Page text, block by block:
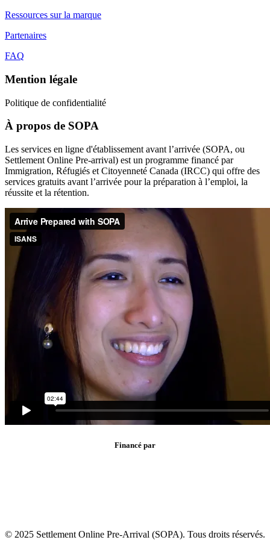
Ressources sur la marque
Partenaires
FAQ
Mention légale
Politique de confidentialité
À propos de SOPA
Les services en ligne d'établissement avant l’arrivée (SOPA, ou
Settlement Online Pre-arrival) est un programme financé par
Immigration, Réfugiés et Citoyenneté Canada (IRCC) qui offre des
services gratuits avant l’arrivée pour la préparation à l’emploi, la
réussite et la rétention.
Financé par
© 2025 Settlement Online Pre-Arrival (SOPA). Tous droits réservés.